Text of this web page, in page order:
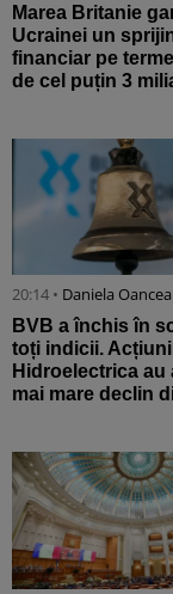
Marea Britanie
Ucrainei un
financiar pe
de cel puțin 3
20:14 • Daniela Oancea
BVB a închis în
toți indicii.
Hidroelectrica au
mai mare declin